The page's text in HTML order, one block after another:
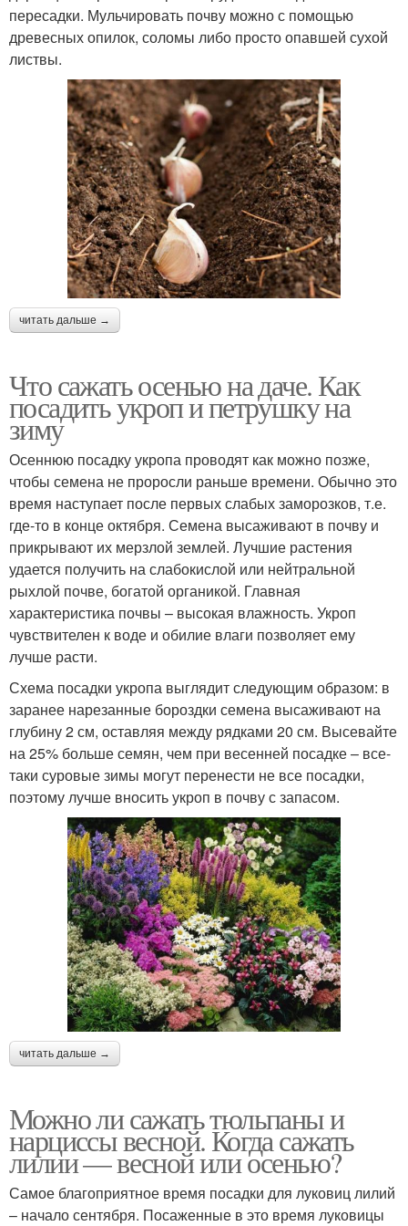
пересадки. Мульчировать почву можно с помощью
древесных опилок, соломы либо просто опавшей сухой
листвы.
читать дальше →
Что сажать осенью на даче. Как
посадить укроп и петрушку на
зиму
Осеннюю посадку укропа проводят как можно позже,
чтобы семена не проросли раньше времени. Обычно это
время наступает после первых слабых заморозков, т.е.
где-то в конце октября. Семена высаживают в почву и
прикрывают их мерзлой землей. Лучшие растения
удается получить на слабокислой или нейтральной
рыхлой почве, богатой органикой. Главная
характеристика почвы – высокая влажность. Укроп
чувствителен к воде и обилие влаги позволяет ему
лучше расти.
Схема посадки укропа выглядит следующим образом: в
заранее нарезанные бороздки семена высаживают на
глубину 2 см, оставляя между рядками 20 см. Высевайте
на 25% больше семян, чем при весенней посадке – все-
таки суровые зимы могут перенести не все посадки,
поэтому лучше вносить укроп в почву с запасом.
читать дальше →
Можно ли сажать тюльпаны и
нарциссы весной. Когда сажать
лилии — весной или осенью?
Самое благоприятное время посадки для луковиц лилий
– начало сентября. Посаженные в это время луковицы